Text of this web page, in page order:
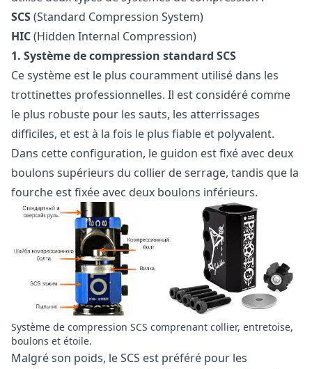
SCS(Standard Compression System)
HIC(Hidden Internal Compression)
1. Système de compression standard SCS
Ce système est le plus couramment utilisé dans les
trottinettes professionnelles. Il est considéré comme
le plus robuste pour les sauts, les atterrissages
difficiles, et est à la fois le plus fiable et polyvalent.
Dans cette configuration, le guidon est fixé avec deux
boulons supérieurs du collier de serrage, tandis que la
fourche est fixée avec deux boulons inférieurs.
Système de compression SCS comprenant collier, entretoise,
boulons et étoile.
Malgré son poids, le SCS est préféré pour les